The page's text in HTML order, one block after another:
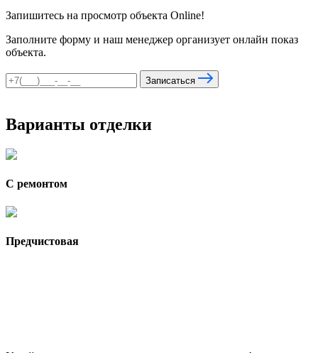
Запишитесь на просмотр объекта Online!
Заполните форму и наш менеджер организует онлайн показ
объекта.
Записаться
Варианты отделки
С ремонтом
Предчистовая